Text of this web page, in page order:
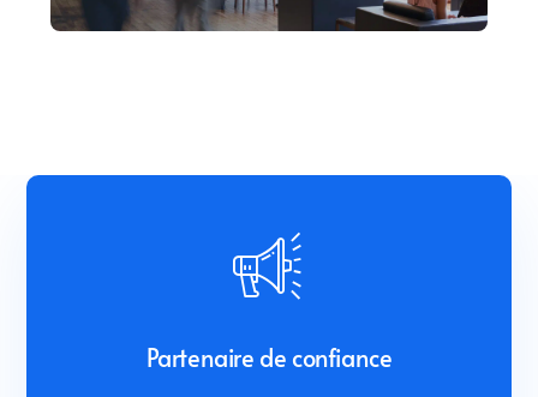
Partenaire de confiance